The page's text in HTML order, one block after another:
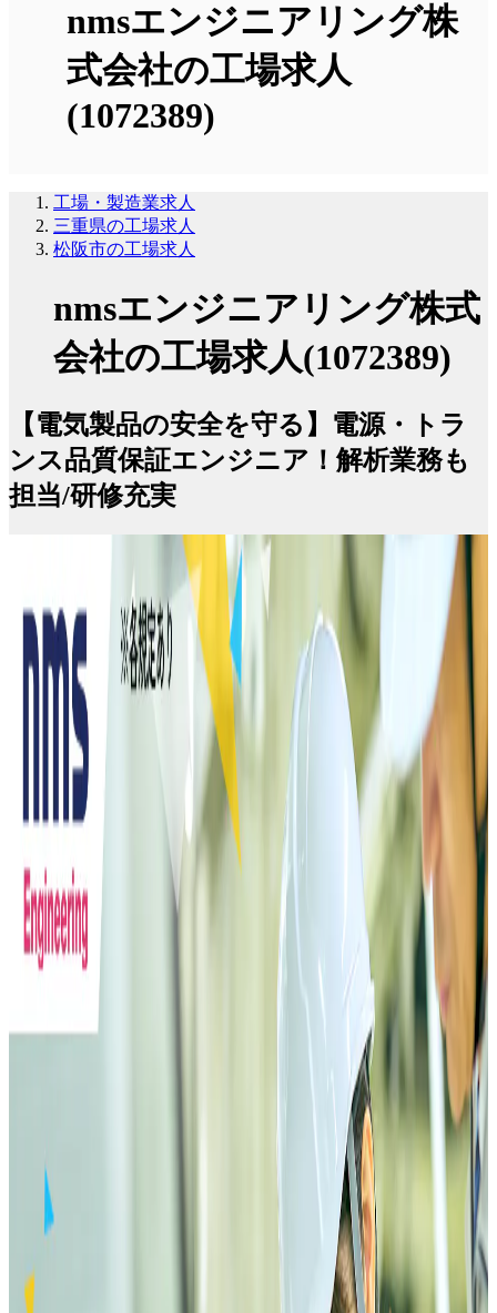
nmsエンジニアリング株
式会社の工場求人
(1072389)
工場・製造業求人
三重県の工場求人
松阪市の工場求人
nmsエンジニアリング株式
会社の工場求人(1072389)
【電気製品の安全を守る】電源・トラ
ンス品質保証エンジニア！解析業務も
担当/研修充実